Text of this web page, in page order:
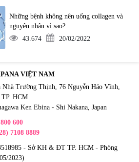
Những bệnh không nên uống collagen và
nguyên nhân vì sao?
43.674
20/02/2022
VIỆT NAM
Nhà Trường Thịnh, 76 Nguyễn Háo Vĩnh,
TP. HCM
Ken Ebina - Shi Nakana, Japan
600
7108 8889
- Sở KH & ĐT TP. HCM - Phòng
2023)